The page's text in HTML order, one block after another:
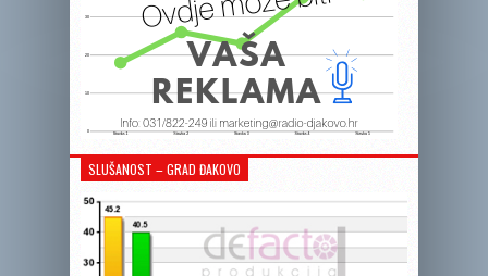
SLUŠANOST – GRAD ĐAKOVO